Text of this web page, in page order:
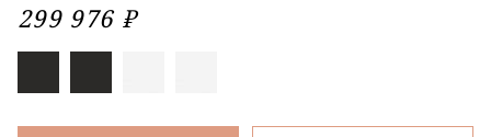
299 976 ₽